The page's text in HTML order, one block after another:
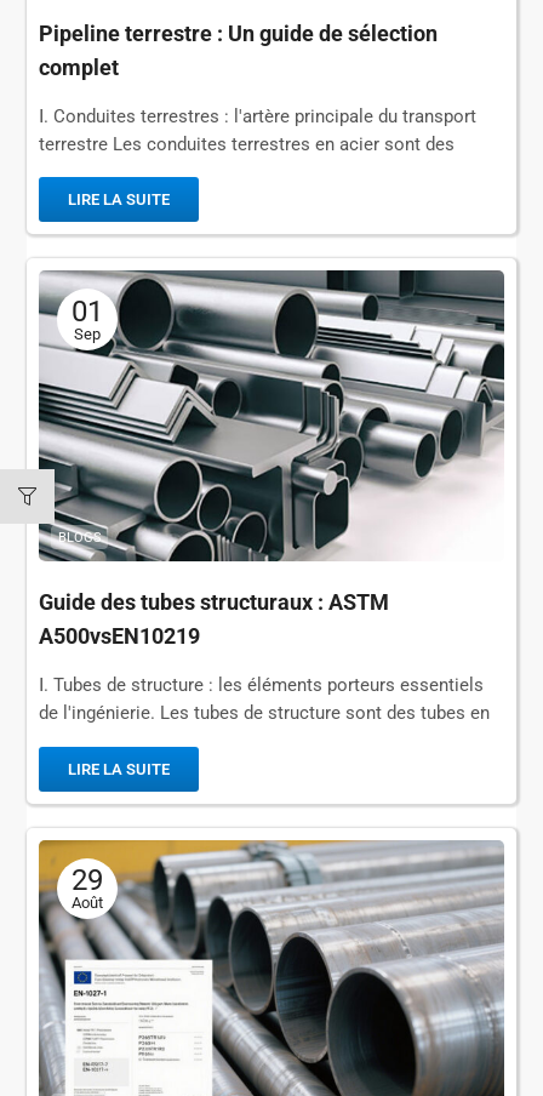
Pipeline terrestre : Un guide de sélection
complet
Ⅰ. Conduites terrestres : l'artère principale du transport
terrestre Les conduites terrestres en acier sont des
surface ou sous terre. Différentes...
LIRE LA SUITE
01
Sep
BLOGS
Guide des tubes structuraux : ASTM
A500vsEN10219
Ⅰ. Tubes de structure : les éléments porteurs essentiels
de l'ingénierie. Les tubes de structure sont des tubes en
traction ou à un moment de flexion. Leur fonction est
de...
LIRE LA SUITE
29
Août